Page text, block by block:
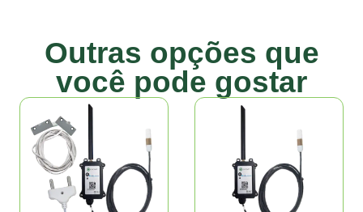
Outras opções que
você pode gostar